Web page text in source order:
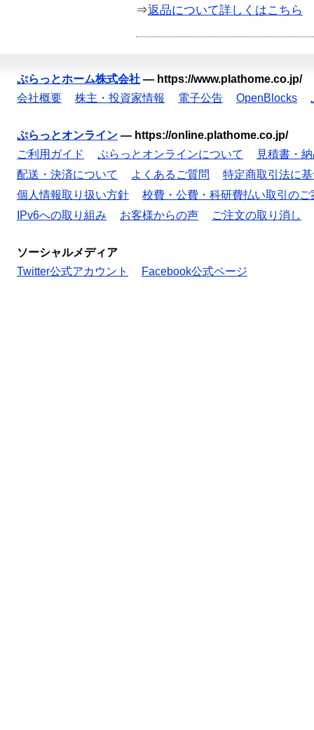
⇒返品について詳しくはこちら
ぷらっとホーム株式会社 — https://www.plathome.co.jp/
会社概要
株主・投資家情報 電子公告 OpenBlocks
ぷらっとオンライン — https://online.plathome.co.jp/
ご利用ガイド
ぷらっとオンラインについて
見積書・
配送・決済について
よくあるご質問
特定商取引法に
個人情報取り扱い方針
校費・公費・科研費払い取引のご
IPv6への取り組み
お客様からの声 ご注文の取り消し
ソーシャルメディア
Twitter公式アカウント
Facebook公式ページ